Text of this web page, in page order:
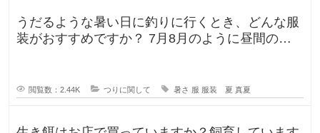
うだるような暑い日に釣りに行くとき、どんな服
装がおすすめですか？ 7月8月のように昼間の気
閲覧数：2.44K つりに関して 暑さ 服 服装 夏 真夏